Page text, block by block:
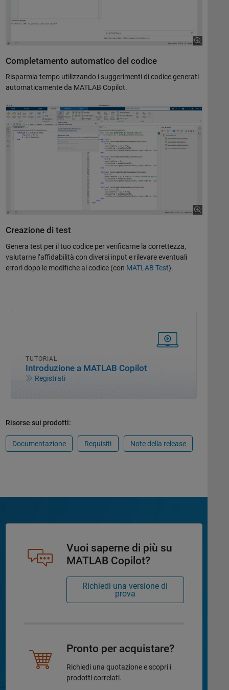
Completamento automatico del codice
Risparmia tempo utilizzando i suggerimenti di codice generati
automaticamente da MATLAB Copilot.
Creazione di test
Genera test per il tuo codice per verificarne la correttezza,
valutarne l’affidabilità con diversi input e rilevare eventuali
errori dopo le modifiche al codice (con MATLAB Test).
TUTORIAL
Introduzione a MATLAB Copilot
Registrati
Risorse sui prodotti:
Documentazione Requisiti Note della release
Vuoi saperne di più su
MATLAB Copilot?
Richiedi una versione di
prova
Pronto per acquistare?
Richiedi una quotazione e scopri i
prodotti correlati.